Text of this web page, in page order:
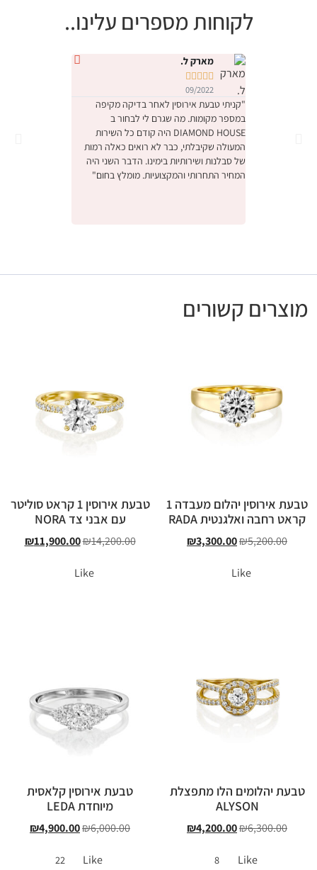
לקוחות מספרים עלינו..
מארק ל.





09/2022
"קניתי טבעת אירוסין לאחר בדיקה מקיפה
במספר מקומות. מה שגרם לי לבחור ב
DIAMOND HOUSE היה קודם כל השירות
המעולה שקיבלתי, כבר לא רואים כאלה רמות
של סבלנות ושירותיות בימינו. הדבר השני היה
המחיר התחרותי והמקצועיות. מומלץ בחום"
מוצרים קשורים
טבעת אירוסין יהלום מעבדה 1
קראט רחבה ואלגנטית RADA
₪5,200.00
₪3,300.00
Like
טבעת אירוסין 1 קראט סוליטר
עם אבני צד NORA
₪14,200.00
₪11,900.00
Like
טבעת יהלומים הלו מתפצלת
ALYSON
₪6,300.00
₪4,200.00
Like
טבעת אירוסין קלאסית
מיוחדת LEDA
₪6,000.00
₪4,900.00
Like
22